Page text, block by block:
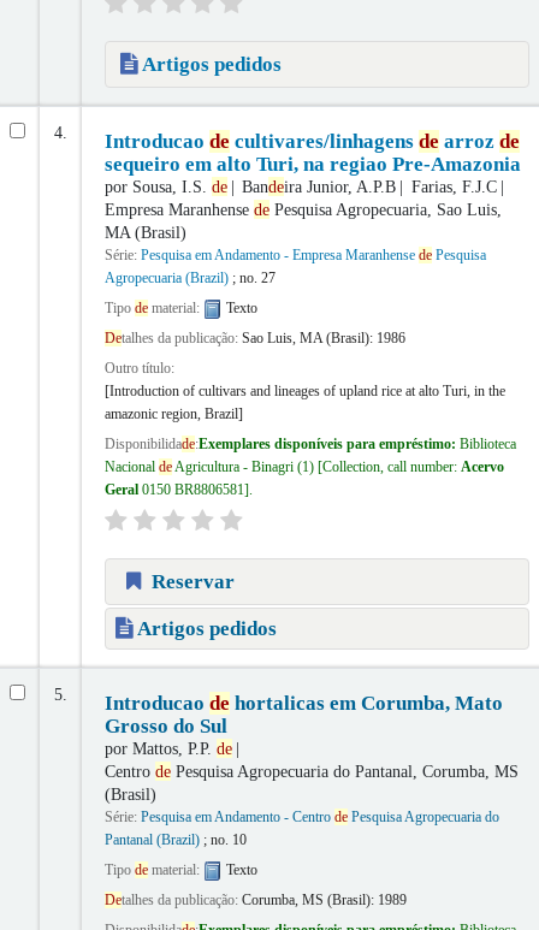
Artigos pedidos
4. Introducao de cultivares/linhagens de arroz de
sequeiro em alto Turi, na regiao Pre-Amazonia
por Sousa, I.S. de Bandeira Junior, A.P.B
Farias, F.J.C
Empresa Maranhense dePesquisa Agropecuaria, Sao Luis,
MA (Brasil)
Série: Pesquisa em Andamento - Empresa Maranhense dePesquisa
Agropecuaria (Brazil); no. 27
Tipo dematerial:
Texto
Detalhes da publicação: Sao Luis, MA (Brasil): 1986
Outro título:
[Introduction of cultivars and lineages of upland rice at alto Turi, in the
amazonic region, Brazil]
Disponibilidade:Exemplares disponíveis para empréstimo: Biblioteca
Nacional deAgricultura - Binagri(1) Collection, call number: Acervo
Geral 0150 BR8806581 .
Reservar
Artigos pedidos
5. Introducao de hortalicas em Corumba, Mato
Grosso do Sul
por Mattos, P.P. de
Centro dePesquisa Agropecuaria do Pantanal, Corumba, MS
(Brasil)
Série: Pesquisa em Andamento - Centro dePesquisa Agropecuaria do
Pantanal (Brazil); no. 10
Tipo dematerial:
Texto
Detalhes da publicação: Corumba, MS (Brasil): 1989